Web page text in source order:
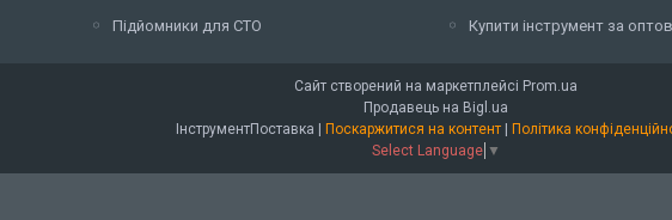
Підйомники для СТО Купити інструмент за
Сайт створений на маркетплейсі Prom.ua
Продавець на Bigl.ua
ІнструментПоставка | Поскаржитися на контент | Політика
Select Language ▼